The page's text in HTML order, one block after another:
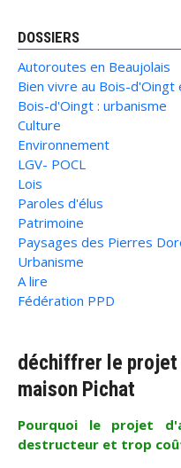
DOSSIERS
Autoroutes en Beaujolais
Bien vivre au Bois-d'Oingt
Bois-d'Oingt : urbanisme
Culture
Environnement
LGV- POCL
Lois
Paroles d'élus
Patrimoine
Paysages des Pierres
Urbanisme
A lire
Fédération PPD
déchiffrer le projet
maison Pichat
Pourquoi le projet
destructeur et trop